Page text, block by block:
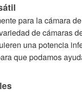
para la cámara
de cámaras
una potencia
que podamos